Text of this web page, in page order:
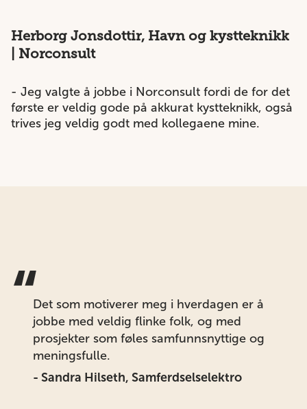
Herborg Jonsdottir, Havn og kystteknikk
| Norconsult
- Jeg valgte å jobbe i Norconsult fordi de for det
første er veldig gode på akkurat kystteknikk, også
trives jeg veldig godt med kollegaene mine.
“Det som motiverer meg i hverdagen er å
jobbe med veldig flinke folk, og med
prosjekter som føles samfunnsnyttige og
meningsfulle.
- Sandra Hilseth, Samferdselselektro